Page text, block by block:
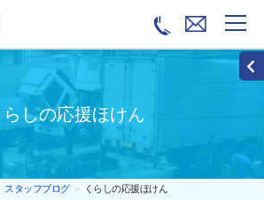
らしの応援ほけん
スタッフブログ くらしの応援ほけん